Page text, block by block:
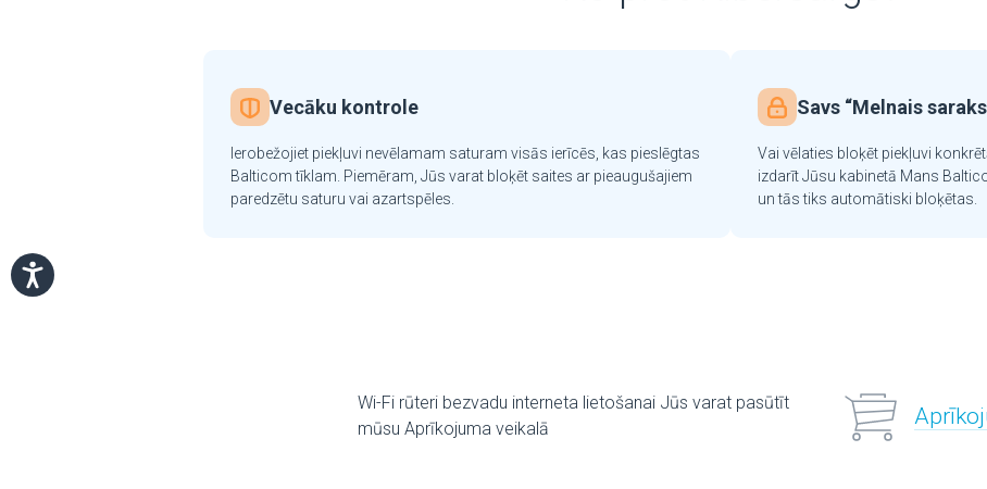
Vecāku kontrole
Ierobežojiet piekļuvi nevēlamam saturam visās ierīcēs, kas pieslēgtas
Balticom tīklam. Piemēram, Jūs varat bloķēt saites ar pieaugušajiem
paredzētu saturu vai azartspēles.
Savs “Melnais
Vai vēlaties bloķēt piekļuvi
izdarīt Jūsu kabinetā Mans
un tās tiks automātiski bloķētas.
Wi-Fi rūteri bezvadu interneta lietošanai Jūs varat pasūtīt
mūsu Aprīkojuma veikalā